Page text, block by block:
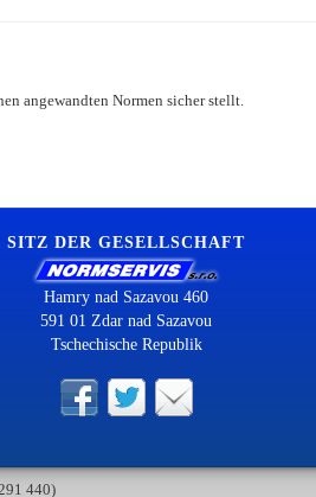
angewandten Normen sicher stellt.
SITZ DER GESELLSCHAFT
Hamry nad Sazavou 460
591 01 Zdar nad Sazavou
Tschechische Republik
440)